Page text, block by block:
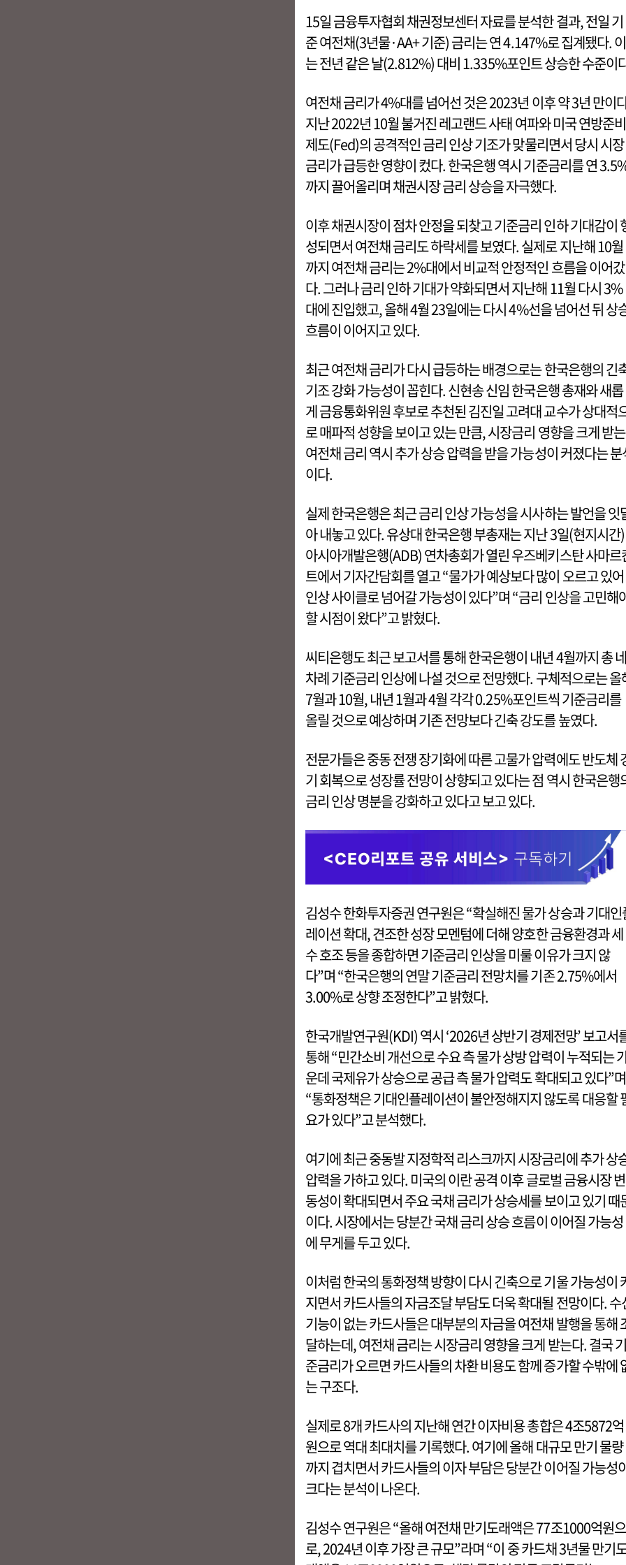
15일 금융투자협회 채권정보센터 자료를 분석한 결과, 전일 기
준 여전채(3년물·AA+ 기준) 금리는 연 4.147%로 집계됐다. 이
는 전년 같은 날(2.812%) 대비 1.335%포인트 상승한 수준이
여전채 금리가 4%대를 넘어선 것은 2023년 이후 약 3년 만이
지난 2022년 10월 불거진 레고랜드 사태 여파와 미국 연방준비
제도(Fed)의 공격적인 금리 인상 기조가 맞물리면서 당시 시장
금리가 급등한 영향이 컸다. 한국은행 역시 기준금리를 연
까지 끌어올리며 채권시장 금리 상승을 자극했다.
이후 채권시장이 점차 안정을 되찾고 기준금리 인하 기대감이
성되면서 여전채 금리도 하락세를 보였다. 실제로 지난해 10월
까지 여전채 금리는 2%대에서 비교적 안정적인 흐름을 이어갔
다. 그러나 금리 인하 기대가 약화되면서 지난해 11월 다시 3%
대에 진입했고, 올해 4월 23일에는 다시 4%선을 넘어선 뒤 상
흐름이 이어지고 있다.
최근 여전채 금리가 다시 급등하는 배경으로는 한국은행의 긴
기조 강화 가능성이 꼽힌다. 신현송 신임 한국은행 총재와 새롭
게 금융통화위원 후보로 추천된 김진일 고려대 교수가 상대적
로 매파적 성향을 보이고 있는 만큼, 시장금리 영향을 크게 받는
여전채 금리 역시 추가 상승 압력을 받을 가능성이 커졌다는 분
이다.
실제 한국은행은 최근 금리 인상 가능성을 시사하는 발언을 잇
아 내놓고 있다. 유상대 한국은행 부총재는 지난 3일(현지시간)
아시아개발은행(ADB) 연차총회가 열린 우즈베키스탄 사마르
트에서 기자간담회를 열고 “물가가 예상보다 많이 오르고 있어
인상 사이클로 넘어갈 가능성이 있다”며 “금리 인상을 고민해
할 시점이 왔다”고 밝혔다.
씨티은행도 최근 보고서를 통해 한국은행이 내년 4월까지 총 네
차례 기준금리 인상에 나설 것으로 전망했다. 구체적으로는 올
7월과 10월, 내년 1월과 4월 각각 0.25%포인트씩 기준금리를
올릴 것으로 예상하며 기존 전망보다 긴축 강도를 높였다.
전문가들은 중동 전쟁 장기화에 따른 고물가 압력에도 반도체
기 회복으로 성장률 전망이 상향되고 있다는 점 역시 한국은행
금리 인상 명분을 강화하고 있다고 보고 있다.
김성수 한화투자증권 연구원은 “확실해진 물가 상승과 기대인
레이션 확대, 견조한 성장 모멘텀에 더해 양호한 금융환경과 세
수 호조 등을 종합하면 기준금리 인상을 미룰 이유가 크지 않
다”며 “한국은행의 연말 기준금리 전망치를 기존 2.75%에서
3.00%로 상향 조정한다”고 밝혔다.
한국개발연구원(KDI) 역시 ‘2026년 상반기 경제전망’ 보고서
통해 “민간소비 개선으로 수요 측 물가 상방 압력이 누적되는
운데 국제유가 상승으로 공급 측 물가 압력도 확대되고 있다”며
“통화정책은 기대인플레이션이 불안정해지지 않도록 대응할
요가 있다”고 분석했다.
여기에 최근 중동발 지정학적 리스크까지 시장금리에 추가 상
압력을 가하고 있다. 미국의 이란 공격 이후 글로벌 금융시장 변
동성이 확대되면서 주요 국채 금리가 상승세를 보이고 있기 때
이다. 시장에서는 당분간 국채 금리 상승 흐름이 이어질 가능성
에 무게를 두고 있다.
이처럼 한국의 통화정책 방향이 다시 긴축으로 기울 가능성이
지면서 카드사들의 자금조달 부담도 더욱 확대될 전망이다. 수
기능이 없는 카드사들은 대부분의 자금을 여전채 발행을 통해
달하는데, 여전채 금리는 시장금리 영향을 크게 받는다. 결국 기
준금리가 오르면 카드사들의 차환 비용도 함께 증가할 수밖에
는 구조다.
실제로 8개 카드사의 지난해 연간 이자비용 총합은 4조5872억
원으로 역대 최대치를 기록했다. 여기에 올해 대규모 만기 물량
까지 겹치면서 카드사들의 이자 부담은 당분간 이어질 가능성
크다는 분석이 나온다.
김성수 연구원은 “올해 여전채 만기도래액은 77조1000억원으
로, 2024년 이후 가장 큰 규모”라며 “이 중 카드채 3년물 만기